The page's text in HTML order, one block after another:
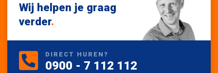
Wij helpen je graag
verder.
DIRECT HUREN?
0900 - 7 112 112